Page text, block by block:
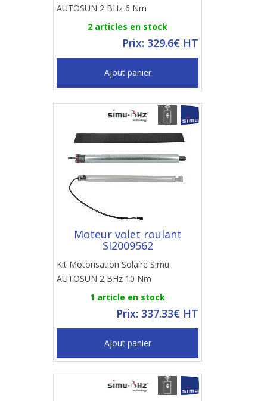
AUTOSUN 2 BHz 6 Nm
2 articles en stock
Prix: 329.6€ HT
Ajout panier
Moteur volet roulant
SI2009562
Kit Motorisation Solaire Simu
AUTOSUN 2 BHz 10 Nm
1 article en stock
Prix: 337.33€ HT
Ajout panier